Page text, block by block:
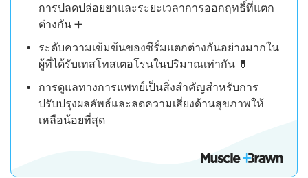
การปลดปล่อยยาและระยะเวลาการออกฤทธิ์ที่แตก
ต่างกัน ➕
ระดับความเข้มข้นของซีรั่มแตกต่างกันอย่างมากใน
ผู้ที่ได้รับเทสโทสเตอโรนในปริมาณเท่ากัน 💊
การดูแลทางการแพทย์เป็นสิ่งสำคัญสำหรับการ
ปรับปรุงผลลัพธ์และลดความเสี่ยงด้านสุขภาพให้
เหลือน้อยที่สุด